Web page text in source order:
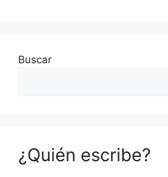
Buscar
¿Quién escribe?